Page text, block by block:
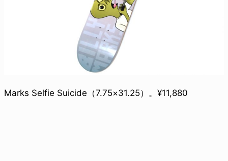
Marks Selfie Suicide（7.75×31.25）。¥11,880